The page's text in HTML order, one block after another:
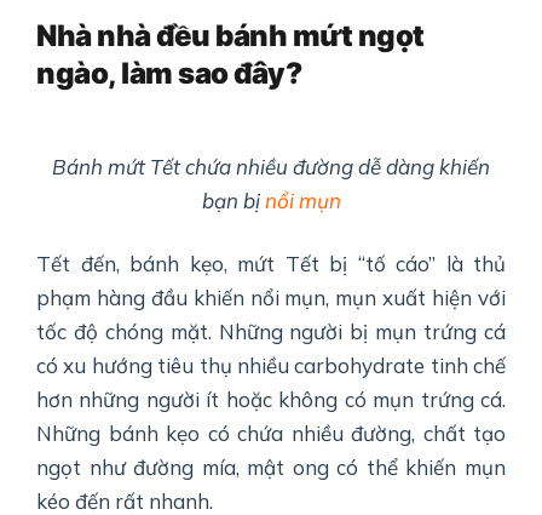
Nhà nhà đều bánh mứt ngọt
ngào, làm sao đây?
Bánh mứt Tết chứa nhiều đường dễ dàng khiến
bạn bịnổi mụn
Tết đến, bánh kẹo, mứt Tết bị “tố cáo” là thủ
phạm hàng đầu khiến nổi mụn, mụn xuất hiện với
tốc độ chóng mặt. Những người bị mụn trứng cá
có xu hướng tiêu thụ nhiều carbohydrate tinh chế
hơn những người ít hoặc không có mụn trứng cá.
Những bánh kẹo có chứa nhiều đường, chất tạo
ngọt như đường mía, mật ong có thể khiến mụn
kéo đến rất nhanh.